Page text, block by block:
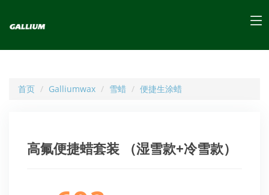
首页 Galliumwax 雪蜡 便捷生涂蜡
高氟便捷蜡套装 （湿雪款+冷雪款）